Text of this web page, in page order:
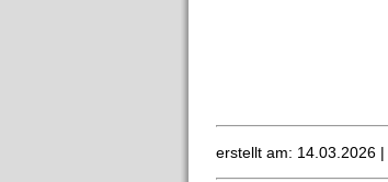
erstellt am: 14.03.2026 |